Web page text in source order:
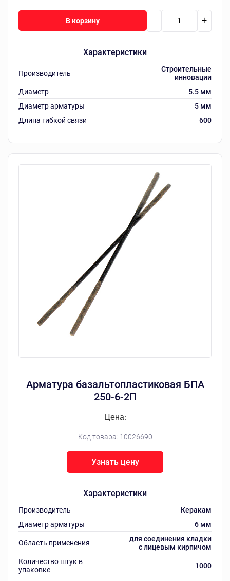
Характеристики
Производитель
Строительные
инновации
Диаметр
5.5 мм
Диаметр арматуры
5 мм
Длина гибкой связи
600
- +
В корзину
Арматура базальтопластиковая БПА
250-6-2П
Код товара: 10026690
Цена:
Характеристики
Производитель
Керакам
Диаметр арматуры
6 мм
Область применения
для соединения кладки
с лицевым кирпичом
Количество штук в
упаковке
1000
Узнать цену